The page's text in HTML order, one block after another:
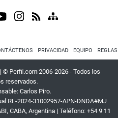
PRIVACIDAD EQUIPO
| © Perfil.com 2006-2026 - Todos los
reservados.
Carlos Piro.
RL-2024-31002957-APN-DNDA#MJ
, CABA, Argentina | Teléfono: +54 9 11